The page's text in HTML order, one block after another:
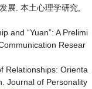
展. 本土心理学研究,
and “Yuan”: A Prelimi
Resear
Relationships: Orienta
Journal of Personality